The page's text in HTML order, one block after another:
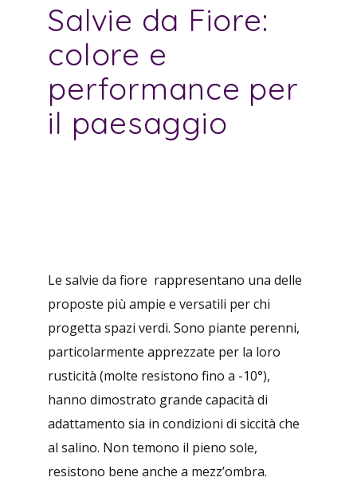
Salvie da Fiore:
colore e
performance per
il paesaggio
Le salvie da fiore rappresentano una delle
proposte più ampie e versatili per chi
progetta spazi verdi. Sono piante perenni,
particolarmente apprezzate per la loro
rusticità (molte resistono fino a -10°),
hanno dimostrato grande capacità di
adattamento sia in condizioni di siccità che
al salino. Non temono il pieno sole,
resistono bene anche a mezz’ombra.